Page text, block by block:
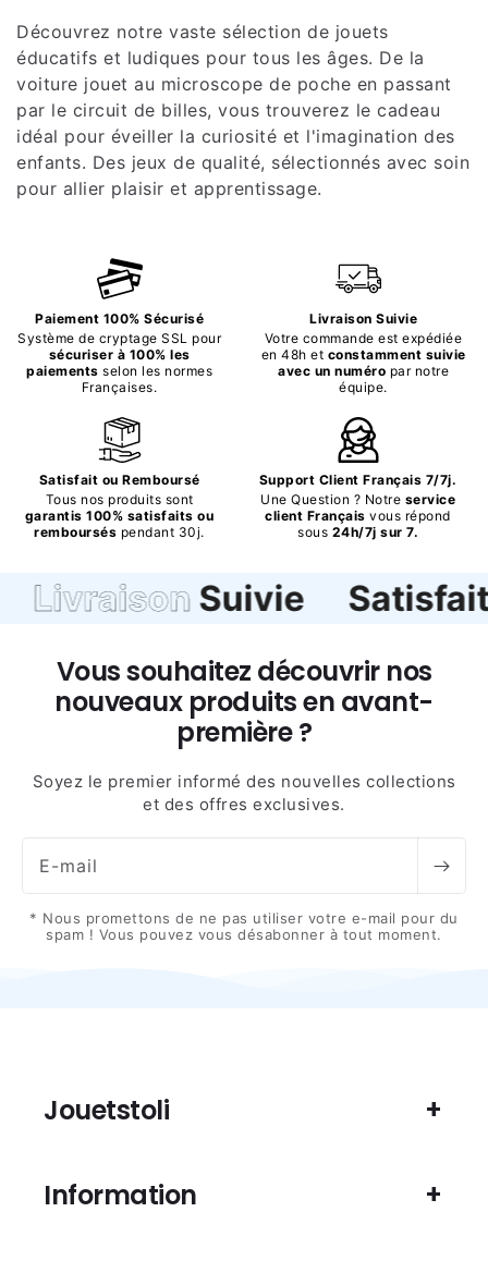
Découvrez notre vaste sélection de jouets
éducatifs et ludiques pour tous les âges. De la
voiture jouet au microscope de poche en passant
par le circuit de billes, vous trouverez le cadeau
idéal pour éveiller la curiosité et l'imagination des
enfants. Des jeux de qualité, sélectionnés avec soin
pour allier plaisir et apprentissage.
Paiement 100% Sécurisé
Système de cryptage SSL pour
sécuriser à 100% les
paiements selon les normes
Françaises.
Livraison Suivie
Votre commande est expédiée
en 48h et constamment suivie
avec un numéro par notre
équipe.
Satisfait ou Remboursé
Tous nos produits sont
garantis 100% satisfaits ou
remboursés pendant 30j.
Support Client Français 7/7j.
Une Question ? Notre service
client Français vous répond
sous 24h/7j sur 7.
Suivie Satisfait
Vous souhaitez découvrir nos
nouveaux produits en avant-
première ?
Soyez le premier informé des nouvelles collections
et des offres exclusives.
E-mail
* Nous promettons de ne pas utiliser votre e-mail pour du
spam ! Vous pouvez vous désabonner à tout moment.
Jouetstoli
Information